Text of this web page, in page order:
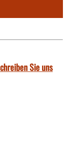
Sie uns